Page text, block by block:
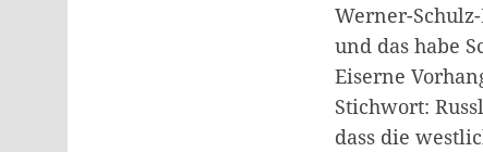
Werner-
und das habe
Eiserne
Stichwort:
dass die